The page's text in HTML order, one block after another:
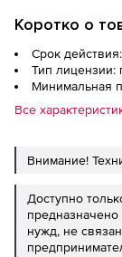
Коротко о
Срок
Тип лицензии:
Минимальная
Все
Внимание!
Доступно
нужд, не